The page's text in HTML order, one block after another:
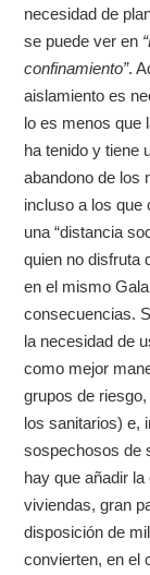
necesidad de
se puede ver en
confinamiento”.
aislamiento es
lo es menos que
ha tenido y tiene
abandono de los
incluso a los que
una “distancia
quien no disfruta
en el mismo
consecuencias.
la necesidad de
como mejor
grupos de
los sanitarios) e,
sospechosos de
hay que añadir
viviendas, gran
disposición de
convierten, en el